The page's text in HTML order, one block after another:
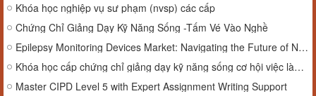
Khóa học nghiệp vụ sư phạm (nvsp) các cấp
Chứng Chỉ Giảng Dạy Kỹ Năng Sống -Tấm Vé Vào Nghề
Epilepsy Monitoring Devices Market: Navigating the Future of Neurological Care
Khóa học cấp chứng chỉ giảng dạy kỹ năng sống cơ hội việc làm rộng mở
Master CIPD Level 5 with Expert Assignment Writing Support